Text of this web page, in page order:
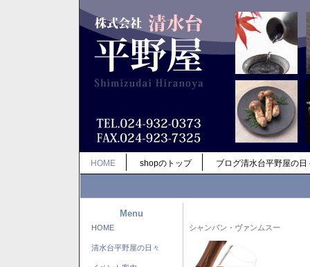
HOME shopのトップ ブログ清水台平野屋の日
Menu
HOME
清水台平野屋の日々
シャンパン・ヴァンムスー